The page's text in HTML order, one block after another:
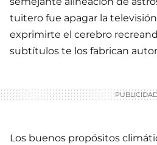
tuitero fue apagar la
exprimirte el cerebro
subtítulos te los fabrican
Los buenos propósitos